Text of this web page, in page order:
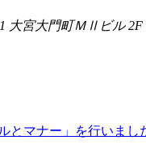
大宮大門町ＭⅡビル 2F